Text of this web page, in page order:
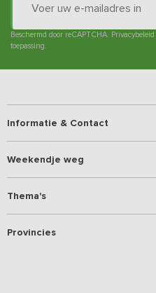
Beschermd door reCAPTCHA. Privacybeleid
toepassing.
Informatie & Contact
Weekendje weg
Thema's
Provincies